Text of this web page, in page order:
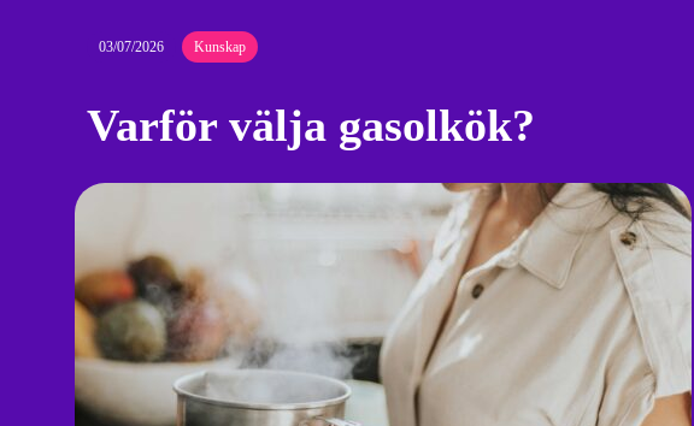
03/07/2026 Kunskap
Varför välja gasolkök?